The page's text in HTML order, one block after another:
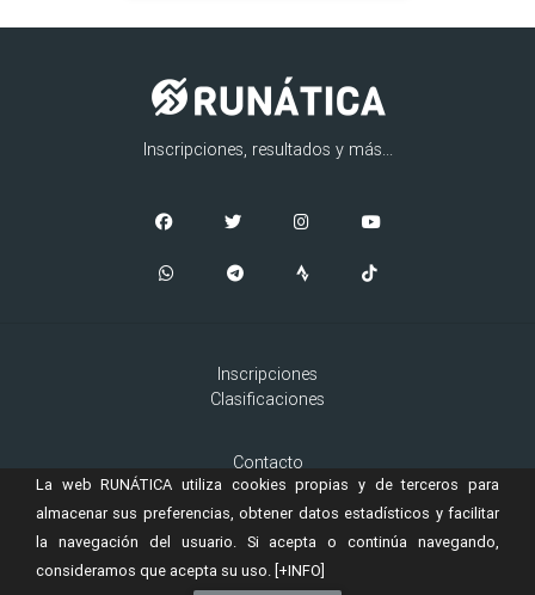
Inscripciones, resultados y más...
Inscripciones
Clasificaciones
Contacto
Aviso Legal
Cookies
La web RUNÁTICA utiliza cookies propias y de terceros para
almacenar sus preferencias, obtener datos estadísticos y facilitar
la navegación del usuario. Si acepta o continúa navegando,
consideramos que acepta su uso. [+INFO]